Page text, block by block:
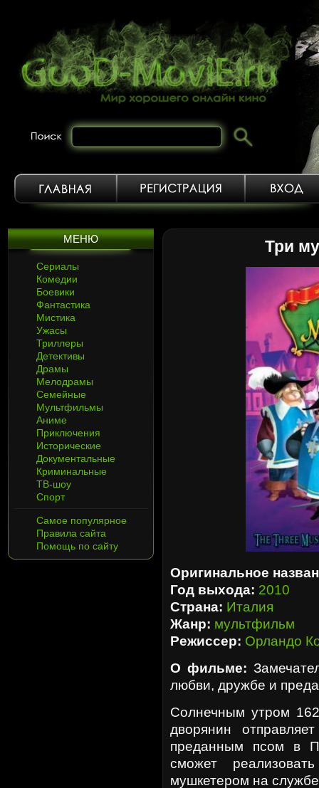
МЕНЮ
Сериалы
Комедии
Боевики
Фантастика
Мистика
Ужасы
Триллеры
Детективы
Драмы
Мелодрамы
Семейные
Мультфильмы
Аниме
Приключения
Исторические
Документальные
Криминальные
ТВ-шоу
Спорт
Самое популярное
Правила сайта
Помощь по сайту
Три
Оригинальное
Год выхода: 2010
Страна: Италия
Жанр: мультфильм
Режиссер: Орландо
О фильме:
любви, дружбе и
Солнечным утром
дворянин
преданным псом в
сможет
мушкетером на